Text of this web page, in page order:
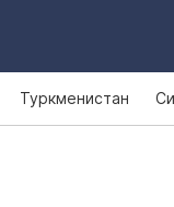
Туркменистан